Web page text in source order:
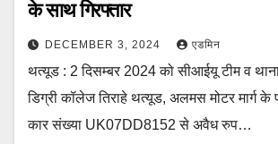
के साथ गिरफ्तार
DECEMBER 3, 2024 एडमिन
थत्यूड : 2 दिसम्बर 2024 को सीआईयू टीम व
डिग्री कॉलेज तिराहे थत्यूड, अलमस मोटर मार्ग
कार संख्या UK07DD8152 से अवैध रुप…